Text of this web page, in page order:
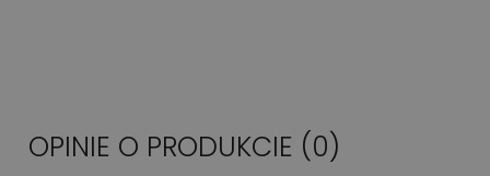
OPINIE O PRODUKCIE (0)